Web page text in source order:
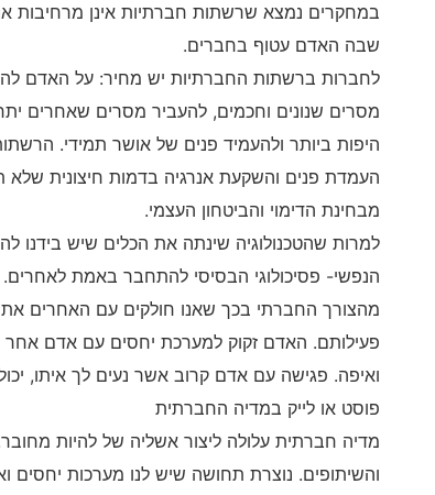
במחקרים נמצא שרשתות חברתיות אינן מרחיבות
שבה האדם עטוף בחברים.
לחברות ברשתות החברתיות יש מחיר: על האדם
מסרים שנונים וחכמים, להעביר מסרים שאחרים
היפות ביותר ולהעמיד פנים של אושר תמידי.
העמדת פנים והשקעת אנרגיה בדמות חיצונית
מבחינת הדימוי והביטחון העצמי.
למרות שהטכנולוגיה שינתה את הכלים שיש
הנפשי- פסיכולוגי הבסיסי להתחבר באמת
מהצורך החברתי בכך שאנו חולקים עם האחרים את
פעילותם. האדם זקוק למערכת יחסים עם אדם אחר
ואיפה. פגישה עם אדם קרוב אשר נעים לך איתו,
פוסט או לייק במדיה החברתית
מדיה חברתית עלולה ליצור אשליה של להיות
והשיתופים. נוצרת תחושה שיש לנו מערכות